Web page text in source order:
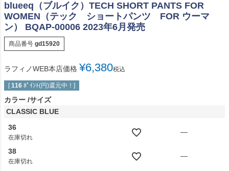
blueeq（ブルイク）TECH SHORT PANTS FOR
WOMEN（テック ショートパンツ FOR ウーマ
ン） BQAP-00006 2023年6月発売
商品番号 gd15920
ラフィノWEB本店価格 ¥6,380税込
[ 116 ﾎﾟｲﾝﾄ(円)還元中！]
カラー サイズ
CLASSIC BLUE
36
在庫切れ
—
38
在庫切れ
—